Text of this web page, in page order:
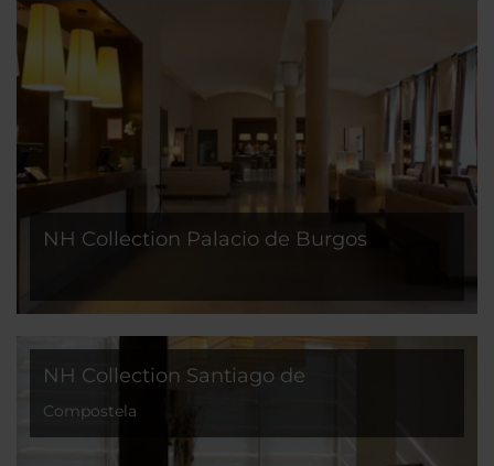
NH Collection Palacio de Burgos
NH Collection Santiago de
Compostela